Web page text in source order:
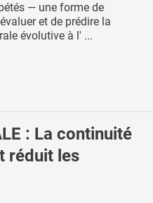
— une forme de
et de prédire la
évolutive à l' ...
: La continuité
réduit les